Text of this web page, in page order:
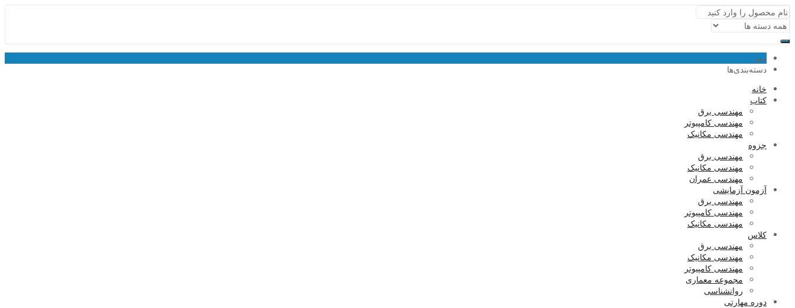
منو
دسته‌بندی‌ها
خانه
کتاب
مهندسی برق
مهندسی کامپیوتر
مهندسی مکانیک
جزوه
مهندسی برق
مهندسی مکانیک
مهندسی عمران
آزمون آزمایشی
مهندسی برق
مهندسی کامپیوتر
مهندسی مکانیک
کلاس
مهندسی برق
مهندسی مکانیک
مهندسی کامپیوتر
مجموعه معماری
روانشناسی
دوره مهارتی